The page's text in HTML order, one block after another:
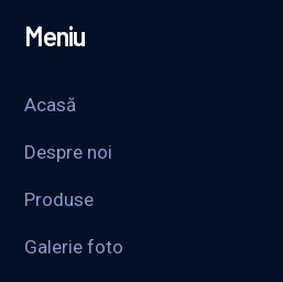
Meniu
Acasă
Despre noi
Produse
Galerie foto